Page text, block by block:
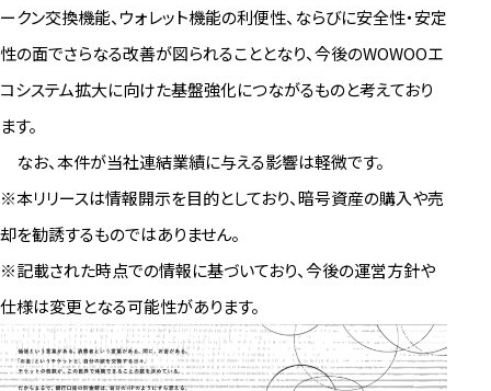
ークン交換機能、ウォレット機能の利便性、ならびに安全性・安定
性の面でさらなる改善が図られることとなり、今後のWOWOOエ
コシステム拡大に向けた基盤強化につながるものと考えており
ます。
なお、本件が当社連結業績に与える影響は軽微です。
※本リリースは情報開示を目的としており、暗号資産の購入や売
却を勧誘するものではありません。
※記載された時点での情報に基づいており、今後の運営方針や
仕様は変更となる可能性があります。